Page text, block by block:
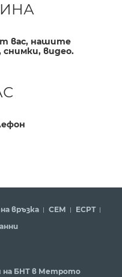
вас, нашите
видео.
връзка СЕМ
ECPT
на БНТ в Метрото